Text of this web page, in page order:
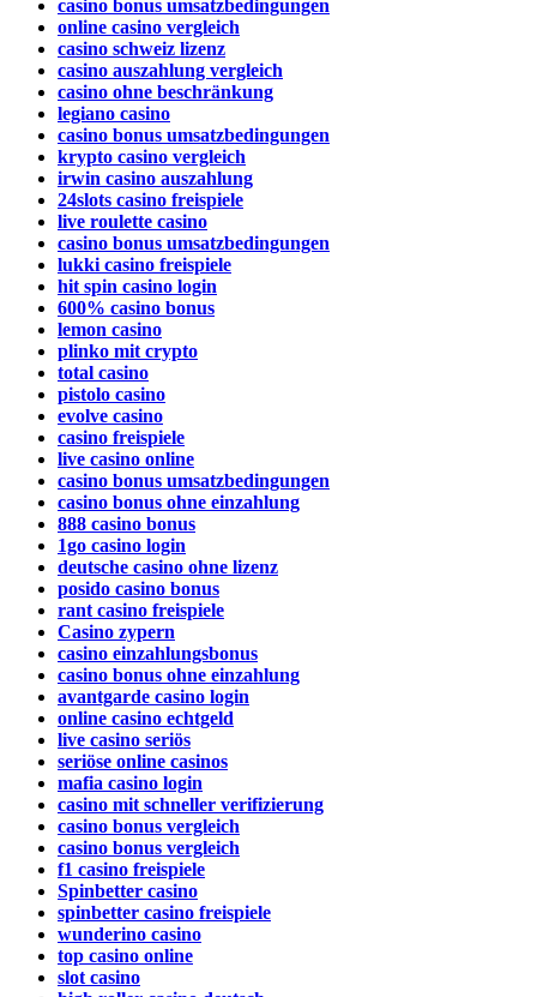
casino bonus umsatzbedingungen
online casino vergleich
casino schweiz lizenz
casino auszahlung vergleich
casino ohne beschränkung
legiano casino
casino bonus umsatzbedingungen
krypto casino vergleich
irwin casino auszahlung
24slots casino freispiele
live roulette casino
casino bonus umsatzbedingungen
lukki casino freispiele
hit spin casino login
600% casino bonus
lemon casino
plinko mit crypto
total casino
pistolo casino
evolve casino
casino freispiele
live casino online
casino bonus umsatzbedingungen
casino bonus ohne einzahlung
888 casino bonus
1go casino login
deutsche casino ohne lizenz
posido casino bonus
rant casino freispiele
Casino zypern
casino einzahlungsbonus
casino bonus ohne einzahlung
avantgarde casino login
online casino echtgeld
live casino seriös
seriöse online casinos
mafia casino login
casino mit schneller verifizierung
casino bonus vergleich
casino bonus vergleich
f1 casino freispiele
Spinbetter casino
spinbetter casino freispiele
wunderino casino
top casino online
slot casino